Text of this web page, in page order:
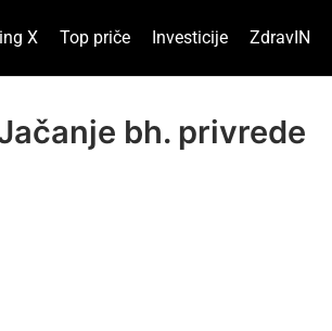
X Top priče Investicije ZdravIN
bh. privrede